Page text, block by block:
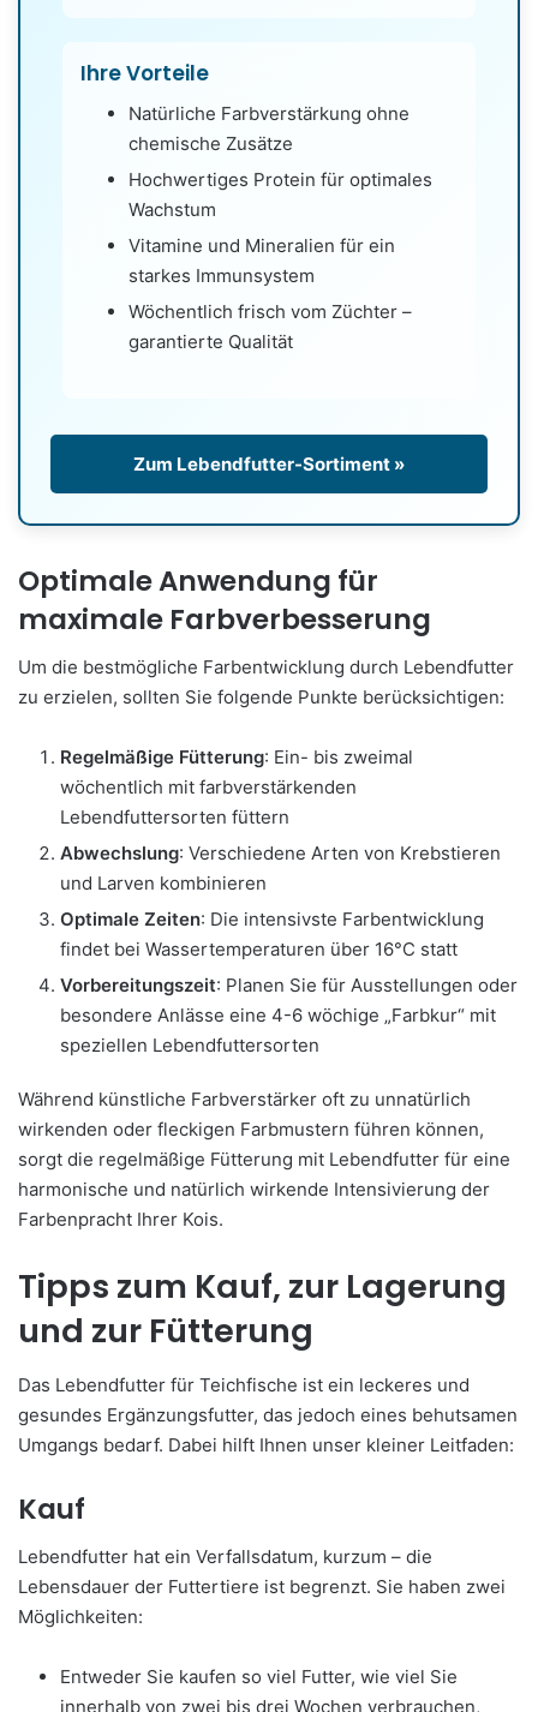
Ihre Vorteile
Natürliche Farbverstärkung ohne
chemische Zusätze
Hochwertiges Protein für optimales
Wachstum
Vitamine und Mineralien für ein
starkes Immunsystem
Wöchentlich frisch vom Züchter –
garantierte Qualität
Zum Lebendfutter-Sortiment »
Optimale Anwendung für
maximale Farbverbesserung
Um die bestmögliche Farbentwicklung durch Lebendfutter
zu erzielen, sollten Sie folgende Punkte berücksichtigen:
Regelmäßige Fütterung: Ein- bis zweimal
wöchentlich mit farbverstärkenden
Lebendfuttersorten füttern
Abwechslung: Verschiedene Arten von Krebstieren
und Larven kombinieren
Optimale Zeiten: Die intensivste Farbentwicklung
findet bei Wassertemperaturen über 16°C statt
Vorbereitungszeit: Planen Sie für Ausstellungen oder
besondere Anlässe eine 4-6 wöchige „Farbkur“ mit
speziellen Lebendfuttersorten
Während künstliche Farbverstärker oft zu unnatürlich
wirkenden oder fleckigen Farbmustern führen können,
sorgt die regelmäßige Fütterung mit Lebendfutter für eine
harmonische und natürlich wirkende Intensivierung der
Farbenpracht Ihrer Kois.
Tipps zum Kauf, zur Lagerung
und zur Fütterung
Das Lebendfutter für Teichfische ist ein leckeres und
gesundes Ergänzungsfutter, das jedoch eines behutsamen
Umgangs bedarf. Dabei hilft Ihnen unser kleiner Leitfaden:
Kauf
Lebendfutter hat ein Verfallsdatum, kurzum – die
Lebensdauer der Futtertiere ist begrenzt. Sie haben zwei
Möglichkeiten:
Entweder Sie kaufen so viel Futter, wie viel Sie
innerhalb von zwei bis drei Wochen verbrauchen,